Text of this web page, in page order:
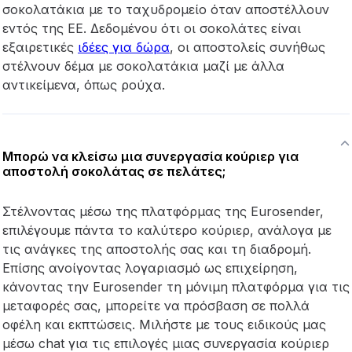
σοκολατάκια με το ταχυδρομείο όταν αποστέλλουν
εντός της ΕΕ. Δεδομένου ότι οι σοκολάτες είναι
εξαιρετικές ιδέες για δώρα, οι αποστολείς συνήθως
στέλνουν δέμα με σοκολατάκια μαζί με άλλα
αντικείμενα, όπως ρούχα.
Μπορώ να κλείσω μια συνεργασία κούριερ για
αποστολή σοκολάτας σε πελάτες;
Στέλνοντας μέσω της πλατφόρμας της Eurosender,
επιλέγουμε πάντα το καλύτερο κούριερ, ανάλογα με
τις ανάγκες της αποστολής σας και τη διαδρομή.
Επίσης ανοίγοντας λογαριασμό ως επιχείρηση,
κάνοντας την Eurosender τη μόνιμη πλατφόρμα για τις
μεταφορές σας, μπορείτε να πρόσβαση σε πολλά
οφέλη και εκπτώσεις. Μιλήστε με τους ειδικούς μας
μέσω chat για τις επιλογές μιας συνεργασία κούριερ